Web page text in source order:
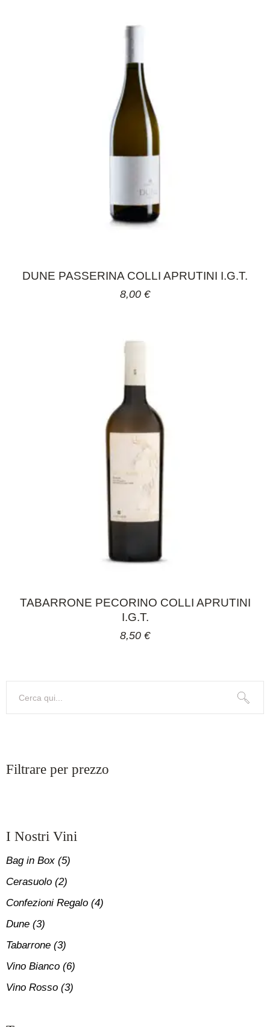
DUNE PASSERINA COLLI APRUTINI I.G.T.
8,00 €
TABARRONE PECORINO COLLI APRUTINI
I.G.T.
8,50 €
Search
Filtrare per prezzo
I Nostri Vini
Bag in Box (5)
Cerasuolo (2)
Confezioni Regalo (4)
Dune (3)
Tabarrone (3)
Vino Bianco (6)
Vino Rosso (3)